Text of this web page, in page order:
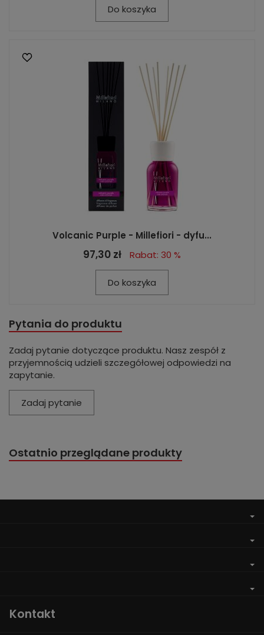
Do koszyka
Volcanic Purple - Millefiori - dyfu...
97,30 zł Rabat: 30 %
Do koszyka
Pytania do produktu
Zadaj pytanie dotyczące produktu. Nasz zespół z
przyjemnością udzieli szczegółowej odpowiedzi na
zapytanie.
Zadaj pytanie
Ostatnio przeglądane produkty
Kontakt